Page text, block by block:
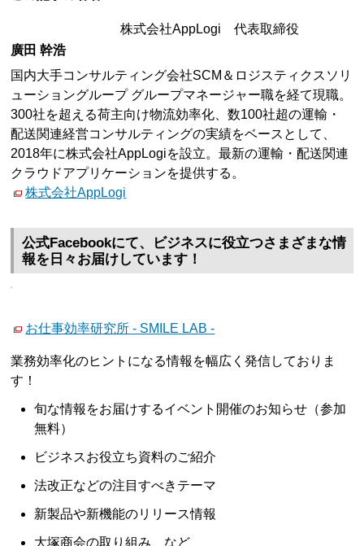
株式会社AppLogi 代表取締役
廣田 幹浩
国内大手コンサルティング会社SCM＆ロジスティクスソリ
ューショングループ グループマネージャー職を経て現職。
300社を超える荷主向け物流効率化、数100社超の運輸・
配送関連経営コンサルティングの実績をベースとして、
2018年に株式会社AppLogiを設立。最新の運輸・配送関連
クラウドアプリケーションを提供する。
株式会社AppLogi
公式Facebookにて、ビジネスに役立つさまざまな情
報を日々お届けしています！
お仕事効率研究所 - SMILE LAB -
業務効率化のヒントになる情報を幅広く発信しておりま
す！
旬な情報をお届けするイベント開催のお知らせ（参加
無料）
ビジネスお役立ち資料のご紹介
法改正などの注目すべきテーマ
新製品や新機能のリリース情報
大塚商会の取り組み など